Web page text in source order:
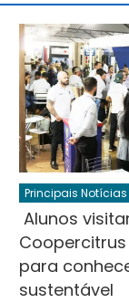
Principais Notícias
Alunos
para
sustentável